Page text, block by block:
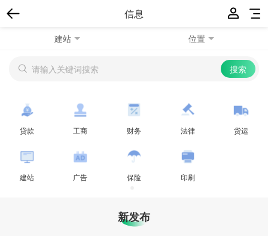
信息
建站 位置
贷款 工商 财务 法律 货运
建站 广告 保险 印刷
新发布